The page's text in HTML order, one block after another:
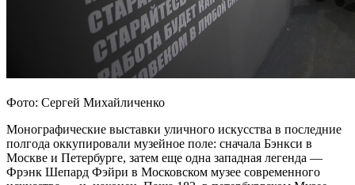
Фото: Сергей Михайличенко
Монографические выставки уличного искусства в последние
полгода оккупировали музейное поле: сначала Бэнкси в
Москве и Петербурге, затем еще одна западная легенда —
Фрэнк Шепард Фэйри в Московском музее современного